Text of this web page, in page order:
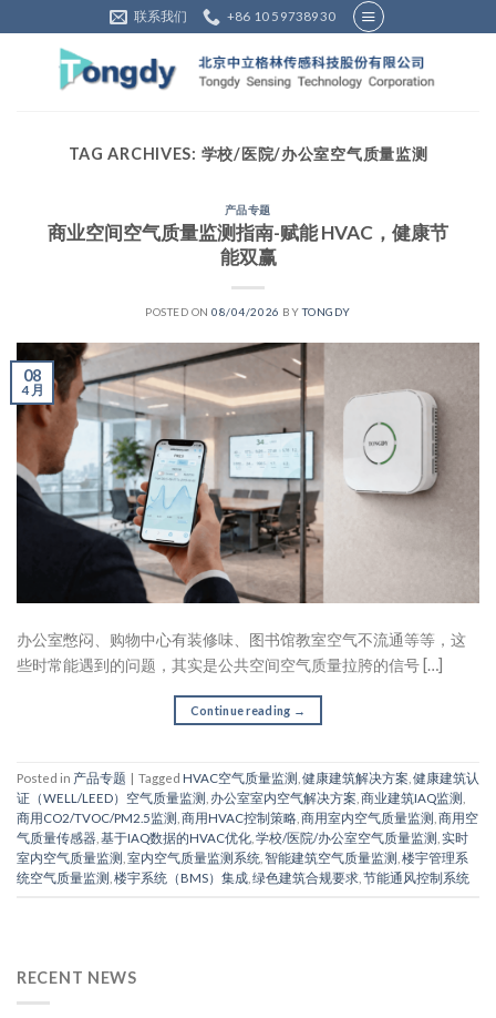
to
联系我们 +86 10 59738930
TAG ARCHIVES: 学校/医院/办公室空气质量监测
产品专题
商业空间空气质量监测指南-赋能 HVAC，健康节
能双赢
POSTED ON08/04/2026 BYTONGDY
08
4 月
办公室憋闷、购物中心有装修味、图书馆教室空气不流通等等，这
些时常能遇到的问题，其实是公共空间空气质量拉胯的信号 […]
Continue reading →
Posted in 产品专题 Tagged HVAC空气质量监测 健康建筑解决方案 健康建筑认
证（WELL/LEED）空气质量监测 办公室室内空气解决方案 商业建筑IAQ监测
商用CO2/TVOC/PM2.5监测 商用HVAC控制策略 商用室内空气质量监测 商用空
气质量传感器 基于IAQ数据的HVAC优化 学校/医院/办公室空气质量监测 实时
室内空气质量监测 室内空气质量监测系统 智能建筑空气质量监测 楼宇管理系
统空气质量监测 楼宇系统（BMS）集成 绿色建筑合规要求 节能通风控制系统
RECENT NEWS